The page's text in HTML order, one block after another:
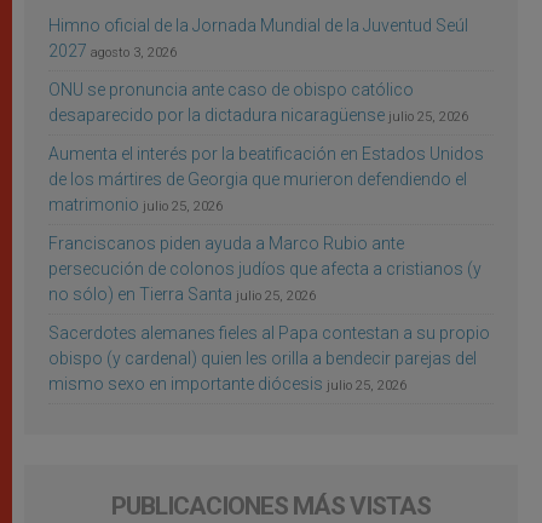
Himno oficial de la Jornada Mundial de la Juventud Seúl
2027 agosto 3, 2026
ONU se pronuncia ante caso de obispo católico
desaparecido por la dictadura nicaragüense julio 25, 2026
Aumenta el interés por la beatificación en Estados Unidos
de los mártires de Georgia que murieron defendiendo el
matrimonio julio 25, 2026
Franciscanos piden ayuda a Marco Rubio ante
persecución de colonos judíos que afecta a cristianos (y
no sólo) en Tierra Santa julio 25, 2026
Sacerdotes alemanes fieles al Papa contestan a su propio
obispo (y cardenal) quien les orilla a bendecir parejas del
mismo sexo en importante diócesis julio 25, 2026
PUBLICACIONES MÁS VISTAS